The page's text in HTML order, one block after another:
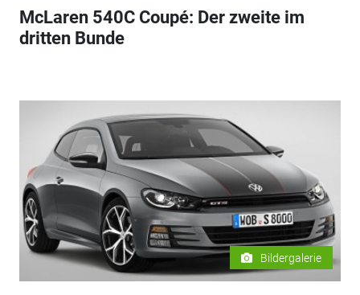
McLaren 540C Coupé: Der zweite im
dritten Bunde
Bildergalerie